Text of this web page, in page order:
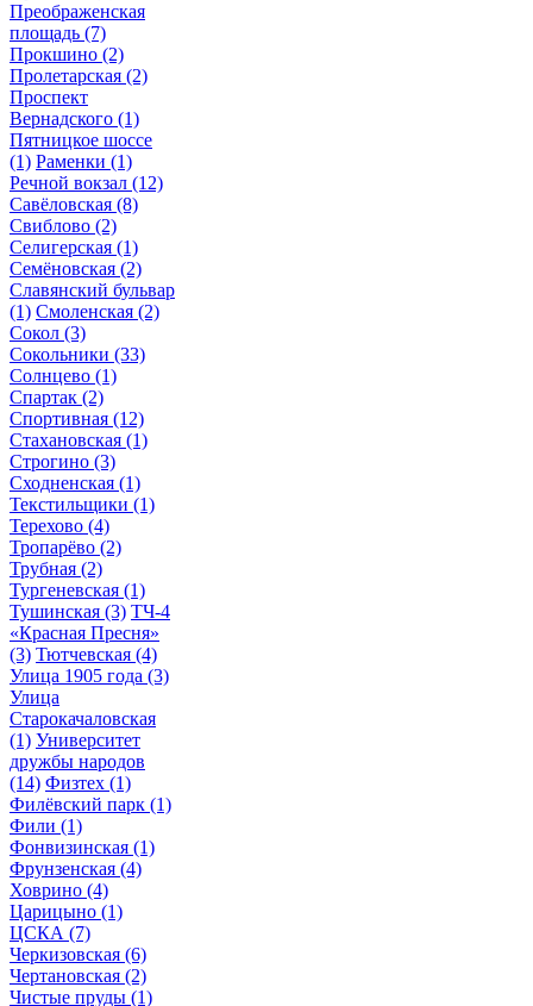
Преображенская
площадь (7)
Прокшино (2)
Пролетарская (2)
Проспект
Вернадского (1)
Пятницкое шоссе
(1) Раменки (1)
Речной вокзал (12)
Савёловская (8)
Свиблово (2)
Селигерская (1)
Семёновская (2)
Славянский бульвар
(1) Смоленская (2)
Сокол (3)
Сокольники (33)
Солнцево (1)
Спартак (2)
Спортивная (12)
Стахановская (1)
Строгино (3)
Сходненская (1)
Текстильщики (1)
Терехово (4)
Тропарёво (2)
Трубная (2)
Тургеневская (1)
Тушинская (3) ТЧ-4
«Красная Пресня»
(3) Тютчевская (4)
Улица 1905 года (3)
Улица
Старокачаловская
(1) Университет
дружбы народов
(14) Физтех (1)
Филёвский парк (1)
Фили (1)
Фонвизинская (1)
Фрунзенская (4)
Ховрино (4)
Царицыно (1)
ЦСКА (7)
Черкизовская (6)
Чертановская (2)
Чистые пруды (1)